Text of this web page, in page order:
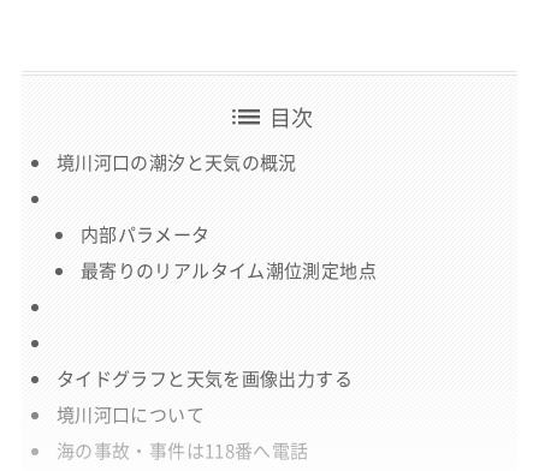
list 目次
境川河口の潮汐と天気の概況
内部パラメータ
最寄りのリアルタイム潮位測定地点
タイドグラフと天気を画像出力する
境川河口について
海の事故・事件は118番へ電話